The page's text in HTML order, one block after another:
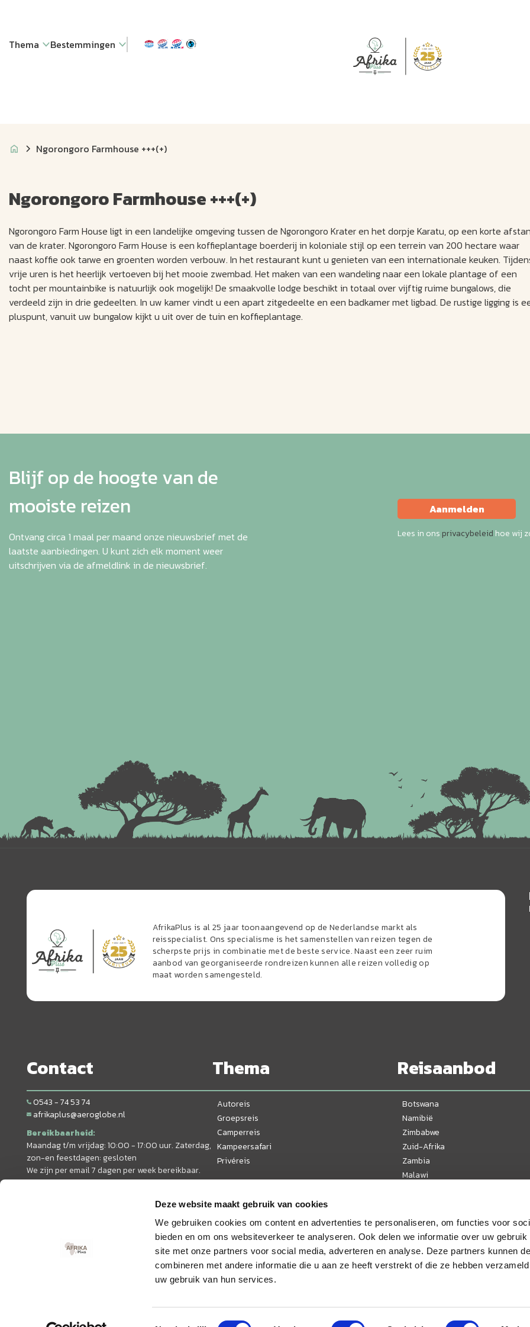
Deze website maakt gebruik van cookies
We gebruiken cookies om content en advertenties te personaliseren, om functies voor
bieden en om ons websiteverkeer te analyseren. Ook delen we informatie over uw gebruik
site met onze partners voor social media, adverteren en analyse. Deze partners kunnen
combineren met andere informatie die u aan ze heeft verstrekt of die ze hebben
uw gebruik van hun services.
Toestemmingsselectie
Thema Bestemmingen
JUBIL EUM
Ngorongoro Farmhouse +++(+)
Ngorongoro Farmhouse +++(+)
Ngorongoro Farm House ligt in een landelijke omgeving tussen de Ngorongoro Krater en het dorpje Karatu, op een korte
van de krater. Ngorongoro Farm House is een koffieplantage boerderij in koloniale stijl op een terrein van 200 hectare waar
naast koffie ook tarwe en groenten worden verbouw. In het restaurant kunt u genieten van een internationale keuken.
vrije uren is het heerlijk vertoeven bij het mooie zwembad. Het maken van een wandeling naar een lokale plantage of een
tocht per mountainbike is natuurlijk ook mogelijk! De smaakvolle lodge beschikt in totaal over vijftig ruime bungalows, die
verdeeld zijn in drie gedeelten. In uw kamer vindt u een apart zitgedeelte en een badkamer met ligbad. De rustige ligging is
pluspunt, vanuit uw bungalow kijkt u uit over de tuin en koffieplantage.
Blijf op de hoogte van de
mooiste reizen
Ontvang circa 1 maal per maand onze nieuwsbrief met de
laatste aanbiedingen. U kunt zich elk moment weer
uitschrijven via de afmeldlink in de nieuwsbrief.
Aanmelden
Lees in ons privacybeleid hoe wij
AfrikaPlus is al 25 jaar toonaangevend op de Nederlandse markt als
reisspecialist. Ons specialisme is het samenstellen van reizen tegen de
scherpste prijs in combinatie met de beste service. Naast een zeer ruim
aanbod van georganiseerde rondreizen kunnen alle reizen volledig op
maat worden samengesteld.
Contact
0543 - 74 53 74
afrikaplus@aeroglobe.nl
Bereikbaarheid:
Maandag t/m vrijdag: 10:00 - 17:00 uur. Zaterdag,
zon-en feestdagen: gesloten
We zijn per email 7 dagen per week bereikbaar.
Thema
Autoreis
Groepsreis
Camperreis
Kampeersafari
Privéreis
Reisaanbod
Botswana
Namibië
Zimbabwe
Zuid-Afrika
Zambia
Malawi
Oeganda
Mozambique
© 2026 AfrikaPlus